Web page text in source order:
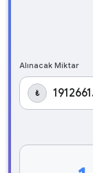
Alınacak Miktar
₺